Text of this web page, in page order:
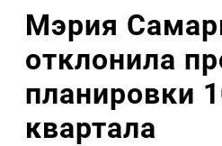
Мэрия
отклонила
планировки
квартала